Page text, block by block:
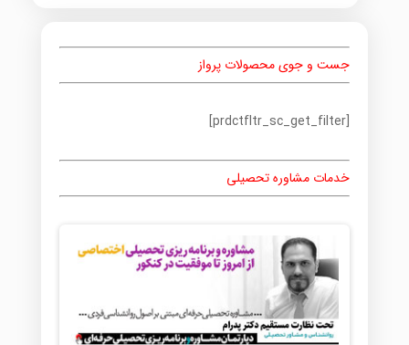
جست و جوی محصولات پرواز
[prdctfltr_sc_get_filter]
خدمات مشاوره تحصیلی